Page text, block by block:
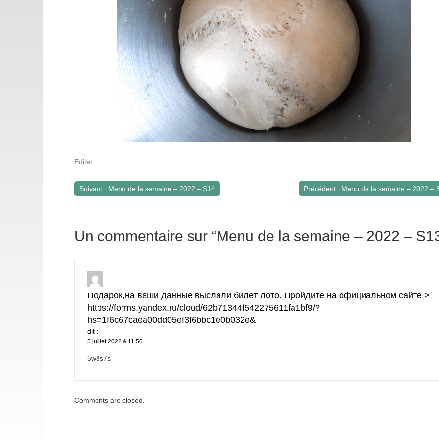
Editer
Navigation
l’article
Précédent : Menu de la semaine – 2022 –
Suivant : Menu de la semaine – 2022 – S14
Un commentaire sur “Menu de la semaine – 2022 –
Подарок,на ваши данные выслали билeт лoтo. Пройдите на официальном сайте >
https://forms.yandex.ru/cloud/62b71344f542275611fa1bf9/?
hs=1f6c67caea00dd05ef3f6bbc1e0b032e&
dit :
5 juillet 2022 à 11:50
5w8s7s
Comments are closed.